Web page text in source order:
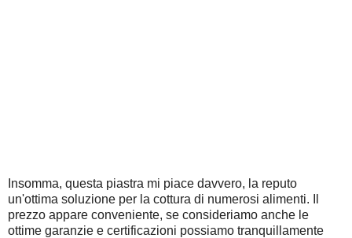
Insomma, questa piastra mi piace davvero, la reputo
un'ottima soluzione per la cottura di numerosi alimenti. Il
prezzo appare conveniente, se consideriamo anche le
ottime garanzie e certificazioni possiamo tranquillamente